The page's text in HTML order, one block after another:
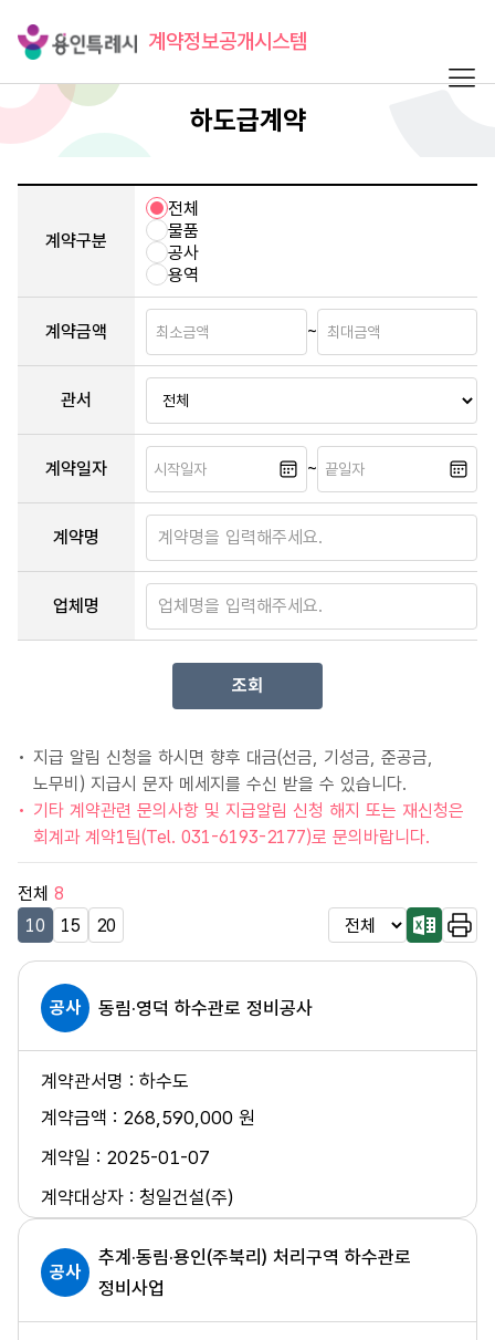
계약정보공개시스템
하도급계약
계약구분
전체
물품
공사
용역
계약금액 ~
관서
계약일자 시작일자 ~ 끝일자
계약명
업체명
조회
지급 알림 신청을 하시면 향후 대금(선금, 기성금, 준공금,
노무비) 지급시 문자 메세지를 수신 받을 수 있습니다.
기타 계약관련 문의사항 및 지급알림 신청 해지 또는 재신청은
회계과 계약1팀(Tel. 031-6193-2177)로 문의바랍니다.
전체 8
10
15 20
하수도
공사 동림·영덕 하수관로 정비공사
268,590,000 원
2025-01-07
청일건설(주)
공사
추계·동림·용인(주북리) 처리구역 하수관로
정비사업